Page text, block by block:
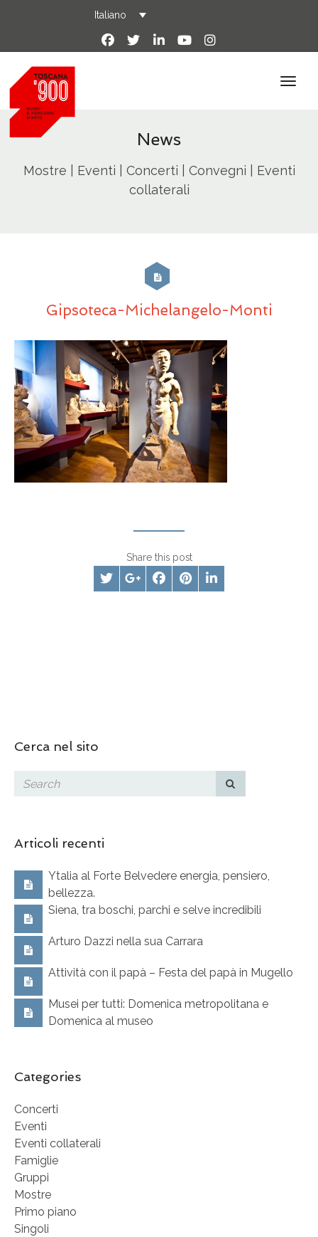
Italiano
News
Mostre | Eventi | Concerti | Convegni | Eventi
collaterali
Gipsoteca-Michelangelo-Monti
Share this post
Cerca nel sito
Articoli recenti
Ytalia al Forte Belvedere energia, pensiero,
bellezza.
Siena, tra boschi, parchi e selve incredibili
Arturo Dazzi nella sua Carrara
Attività con il papà – Festa del papà in Mugello
Musei per tutti: Domenica metropolitana e
Domenica al museo
Categories
Concerti
Eventi
Eventi collaterali
Famiglie
Gruppi
Mostre
Primo piano
Singoli